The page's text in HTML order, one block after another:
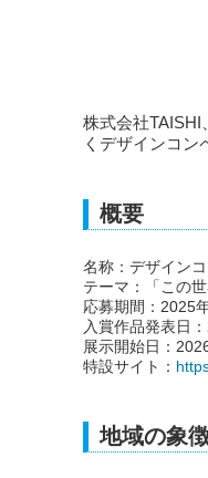
株式会社
くデザインコン
概要
名称：デザイン
テーマ：「この
応募期間：2025
入賞作品発表日
展示開始日：
特設サイト：
地域の象